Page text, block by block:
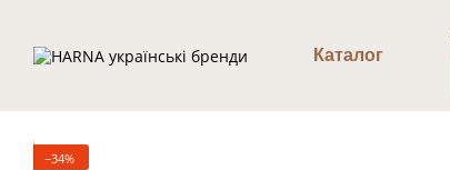
Каталог
−34%